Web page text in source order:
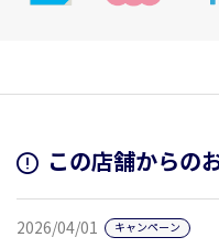
この店舗からの
2026/04/01 キャンペーン